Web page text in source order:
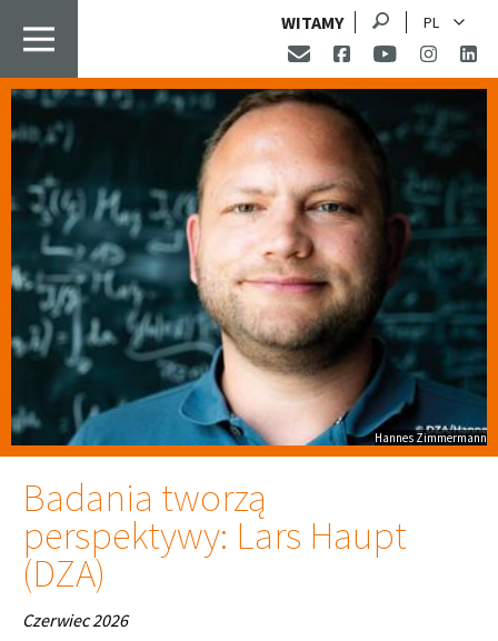
WITAMY Szukaj
PL
Hannes Zimmermann
Badania tworzą
perspektywy: Lars Haupt
(DZA)
Czerwiec 2026